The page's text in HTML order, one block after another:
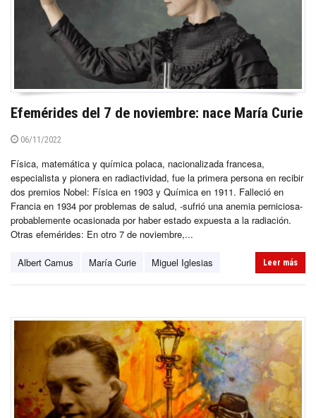
Efemérides del 7 de noviembre: nace María Curie
06/11/2022
Física, matemática y química polaca, nacionalizada francesa,
especialista y pionera en radiactividad, fue la primera persona en recibir
dos premios Nobel: Física en 1903 y Química en 1911. Falleció en
Francia en 1934 por problemas de salud, -sufrió una anemia perniciosa-
probablemente ocasionada por haber estado expuesta a la radiación.
Otras efemérides: En otro 7 de noviembre,...
Albert Camus María Curie Miguel Iglesias Leer más